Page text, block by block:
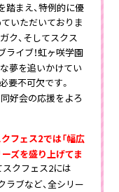
踏まえ、特例的に優
いただいておりま
ク、そしてスクス
ライブ！虹ヶ咲学園
夢を追いかけてい
要不可欠です。
好会の応援をよろ
フェス2では「幅広
ズを盛り上げてま
スクフェス2には
ブなど、全シリー